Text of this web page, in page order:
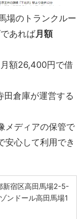
場のトランクルー
あれば月額
額26,400円で借
田倉庫が運営する
メディアの保管で
安心して利用でき
新宿区高田馬場2-5-
ンドール高田馬場1